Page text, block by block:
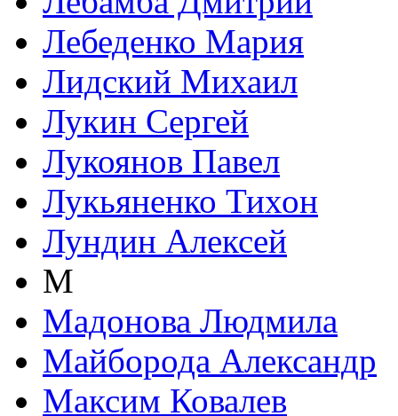
Лебеденко Мария
Лидский Михаил
Лукин Сергей
Лукоянов Павел
Лукьяненко Тихон
Лундин Алексей
М
Мадонова Людмила
Майборода Александр
Максим Ковалев